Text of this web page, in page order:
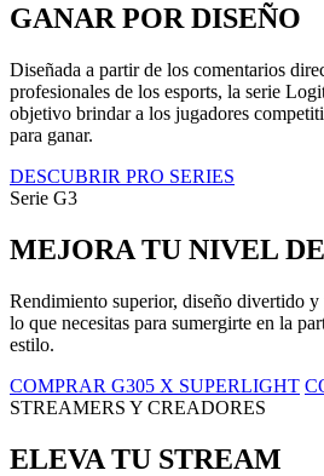
GANAR POR DISEÑO
Diseñada a partir de los comentarios
profesionales de los esports, la serie
objetivo brindar a los jugadores
para ganar.
DESCUBRIR PRO SERIES
Serie G3
MEJORA TU NIVEL
Rendimiento superior, diseño divertido
lo que necesitas para sumergirte en la
estilo.
COMPRAR G305 X SUPERLIGHT
STREAMERS Y CREADORES
ELEVA TU STREAM